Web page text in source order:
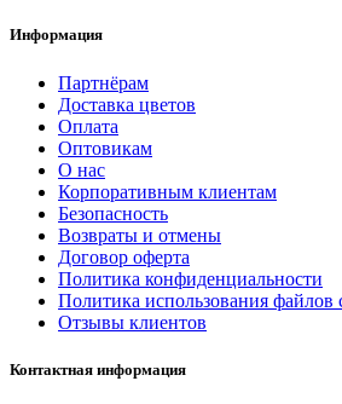
Информация
Партнёрам
Доставка цветов
Оплата
Оптовикам
О нас
Корпоративным клиентам
Безопасность
Возвраты и отмены
Договор оферта
Политика конфиденциальности
Политика использования файлов
Отзывы клиентов
Контактная информация